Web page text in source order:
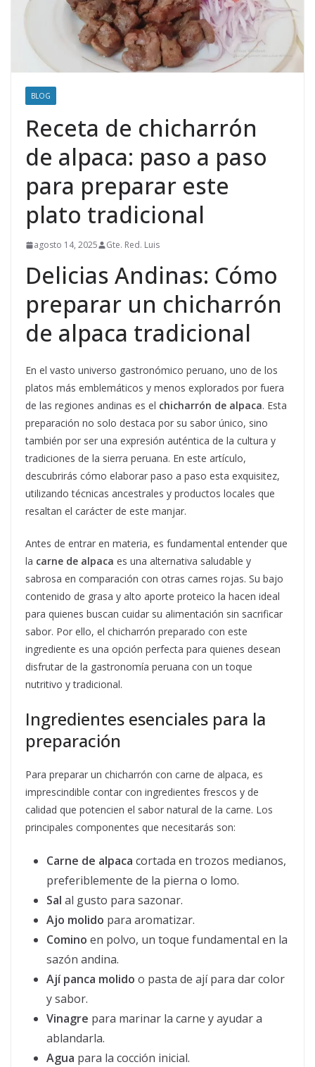
BLOG
Receta de chicharrón
de alpaca: paso a paso
para preparar este
plato tradicional
agosto 14, 2025 Gte. Red. Luis
Delicias Andinas: Cómo
preparar un chicharrón
de alpaca tradicional
En el vasto universo gastronómico peruano, uno de los
platos más emblemáticos y menos explorados por fuera
de las regiones andinas es el chicharrón de alpaca. Esta
preparación no solo destaca por su sabor único, sino
también por ser una expresión auténtica de la cultura y
tradiciones de la sierra peruana. En este artículo,
descubrirás cómo elaborar paso a paso esta exquisitez,
utilizando técnicas ancestrales y productos locales que
resaltan el carácter de este manjar.
Antes de entrar en materia, es fundamental entender que
la carne de alpaca es una alternativa saludable y
sabrosa en comparación con otras carnes rojas. Su bajo
contenido de grasa y alto aporte proteico la hacen ideal
para quienes buscan cuidar su alimentación sin sacrificar
sabor. Por ello, el chicharrón preparado con este
ingrediente es una opción perfecta para quienes desean
disfrutar de la gastronomía peruana con un toque
nutritivo y tradicional.
Ingredientes esenciales para la
preparación
Para preparar un chicharrón con carne de alpaca, es
imprescindible contar con ingredientes frescos y de
calidad que potencien el sabor natural de la carne. Los
principales componentes que necesitarás son:
Carne de alpaca cortada en trozos medianos,
preferiblemente de la pierna o lomo.
Sal al gusto para sazonar.
Ajo molido para aromatizar.
Comino en polvo, un toque fundamental en la
sazón andina.
Ají panca molido o pasta de ají para dar color
y sabor.
Vinagre para marinar la carne y ayudar a
ablandarla.
Agua para la cocción inicial.